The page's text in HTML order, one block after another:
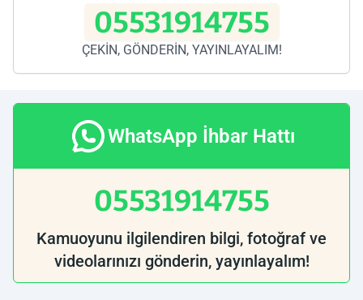
05531914755
ÇEKİN, GÖNDERİN, YAYINLAYALIM!
WhatsApp İhbar Hattı
05531914755
Kamuoyunu ilgilendiren bilgi, fotoğraf ve
videolarınızı gönderin, yayınlayalım!